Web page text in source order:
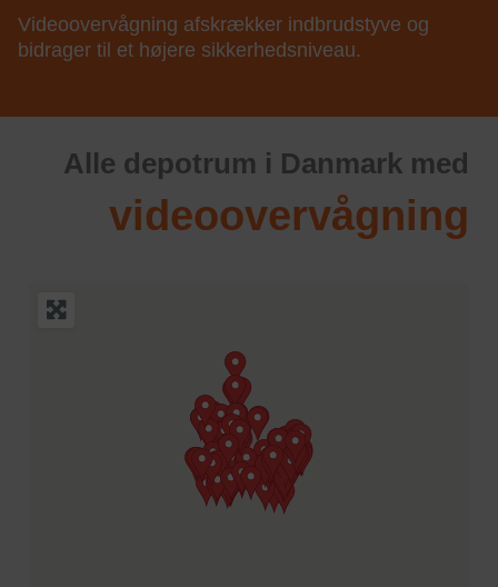
Videoovervågning afskrækker indbrudstyve og
bidrager til et højere sikkerhedsniveau.
Alle depotrum i Danmark med
videoovervågning